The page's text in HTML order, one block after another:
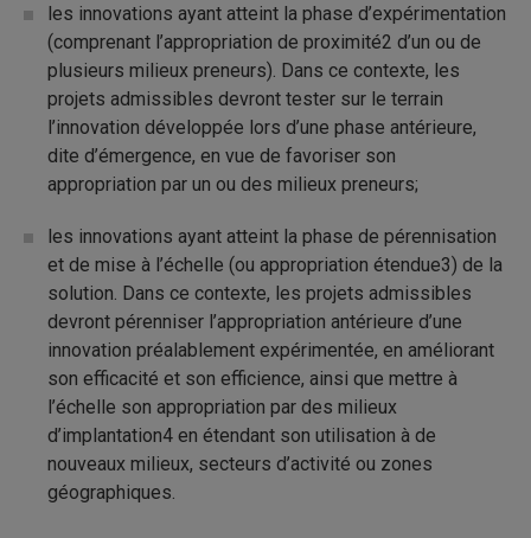
les innovations ayant atteint la phase d’expérimentation
(comprenant l’appropriation de proximité2 d’un ou de
plusieurs milieux preneurs). Dans ce contexte, les
projets admissibles devront tester sur le terrain
l’innovation développée lors d’une phase antérieure,
dite d’émergence, en vue de favoriser son
appropriation par un ou des milieux preneurs;
les innovations ayant atteint la phase de pérennisation
et de mise à l’échelle (ou appropriation étendue3) de la
solution. Dans ce contexte, les projets admissibles
devront pérenniser l’appropriation antérieure d’une
innovation préalablement expérimentée, en améliorant
son efficacité et son efficience, ainsi que mettre à
l’échelle son appropriation par des milieux
d’implantation4 en étendant son utilisation à de
nouveaux milieux, secteurs d’activité ou zones
géographiques.